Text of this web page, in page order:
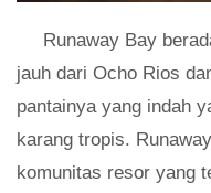
Runaway Bay
jauh dari Ocho Rios
pantainya yang indah
karang tropis.
komunitas resor yang